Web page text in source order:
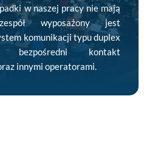
w naszej pracy nie mają
wyposażony jest
komunikacji typu duplex
bezpośredni kontakt
innymi operatorami.